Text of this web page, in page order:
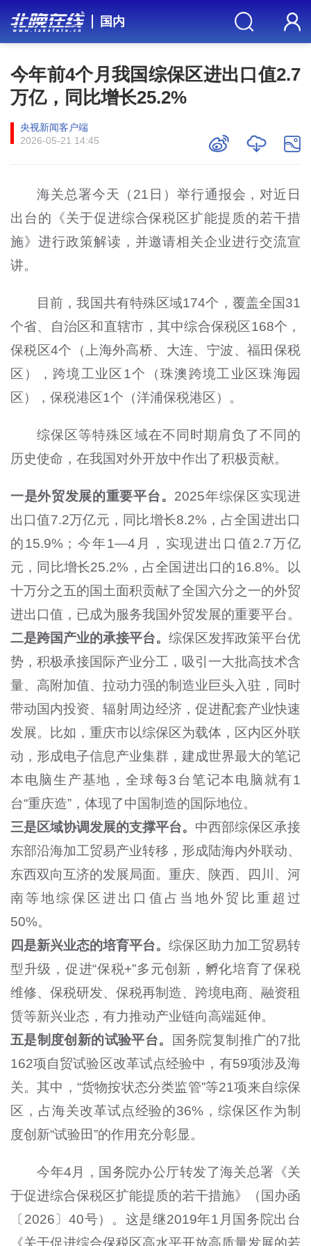
国内
今年前4个月我国综保区进出口值2.7
万亿，同比增长25.2%
央视新闻客户端
2026-05-21 14:45
海关总署今天（21日）举行通报会，对近日
出台的《关于促进综合保税区扩能提质的若干措
施》进行政策解读，并邀请相关企业进行交流宣
讲。
目前，我国共有特殊区域174个，覆盖全国31
个省、自治区和直辖市，其中综合保税区168个，
保税区4个（上海外高桥、大连、宁波、福田保税
区），跨境工业区1个（珠澳跨境工业区珠海园
区），保税港区1个（洋浦保税港区）。
综保区等特殊区域在不同时期肩负了不同的
历史使命，在我国对外开放中作出了积极贡献。
一是外贸发展的重要平台。 2025年综保区实现进
出口值7.2万亿元，同比增长8.2%，占全国进出口
的15.9%；今年1—4月，实现进出口值2.7万亿
元，同比增长25.2%，占全国进出口的16.8%。以
十万分之五的国土面积贡献了全国六分之一的外贸
进出口值，已成为服务我国外贸发展的重要平台。
二是跨国产业的承接平台。综保区发挥政策平台优
势，积极承接国际产业分工，吸引一大批高技术含
量、高附加值、拉动力强的制造业巨头入驻，同时
带动国内投资、辐射周边经济，促进配套产业快速
发展。比如，重庆市以综保区为载体，区内区外联
动，形成电子信息产业集群，建成世界最大的笔记
本电脑生产基地，全球每3台笔记本电脑就有1
台“重庆造”，体现了中国制造的国际地位。
三是区域协调发展的支撑平台。 中西部综保区承接
东部沿海加工贸易产业转移，形成陆海内外联动、
东西双向互济的发展局面。重庆、陕西、四川、河
南等地综保区进出口值占当地外贸比重超过
50%。
四是新兴业态的培育平台。综保区助力加工贸易转
型升级，促进“保税+”多元创新，孵化培育了保税
维修、保税研发、保税再制造、跨境电商、融资租
赁等新兴业态，有力推动产业链向高端延伸。
五是制度创新的试验平台。
国务院复制推广的7批
162项自贸试验区改革试点经验中，有59项涉及海
关。其中，“货物按状态分类监管”等21项来自综保
区，占海关改革试点经验的36%，综保区作为制
度创新“试验田”的作用充分彰显。
今年4月，国务院办公厅转发了海关总署《关
于促进综合保税区扩能提质的若干措施》（国办函
〔2026〕40号）。这是继2019年1月国务院出台
《关于促进综合保税区高水平开放高质量发展的若